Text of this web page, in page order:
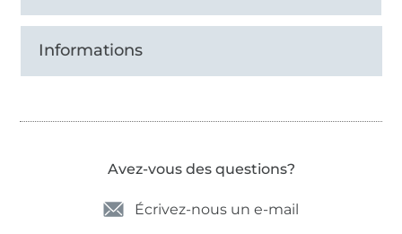
Informations
Avez-vous des questions?
Écrivez-nous un e-mail